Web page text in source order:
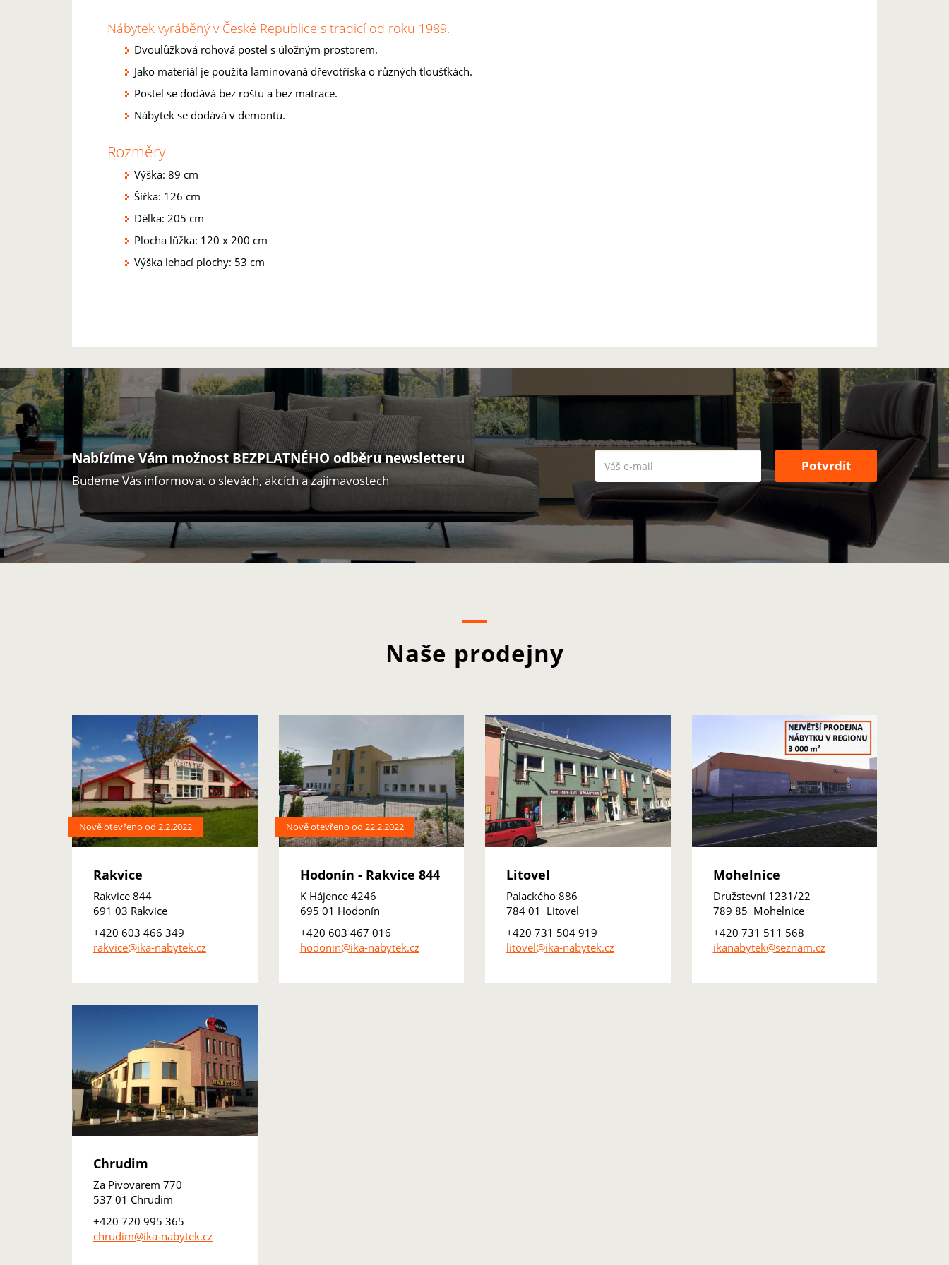
Nábytek vyráběný v České Republice s tradicí od roku 1989.
Dvoulůžková rohová postel s úložným prostorem.
Jako materiál je použita laminovaná dřevotříska o různých tloušťkách.
Postel se dodává bez roštu a bez matrace.
Nábytek se dodává v demontu.
Rozměry
Výška: 89 cm
Šířka: 126 cm
Délka: 205 cm
Plocha lůžka: 120 x 200 cm
Výška lehací plochy: 53 cm
Nabízíme Vám možnost BEZPLATNÉHO odběru newsletteru
Budeme Vás informovat o slevách, akcích a zajímavostech
Naše prodejny
Nově otevřeno od 2.2.2022
Rakvice
Rakvice 844
691 03 Rakvice
+420 603 466 349
rakvice@ika-nabytek.cz
Nově otevřeno od 22.2.2022
Hodonín - Rakvice 844
K Hájence 4246
695 01 Hodonín
+420 603 467 016
hodonin@ika-nabytek.cz
Litovel
Palackého 886
784 01 Litovel
+420 731 504 919
litovel@ika-nabytek.cz
Mohelnice
Družstevní 1231/22
789 85 Mohelnice
+420 731 511 568
ikanabytek@seznam.cz
Chrudim
Za Pivovarem 770
537 01 Chrudim
+420 720 995 365
chrudim@ika-nabytek.cz